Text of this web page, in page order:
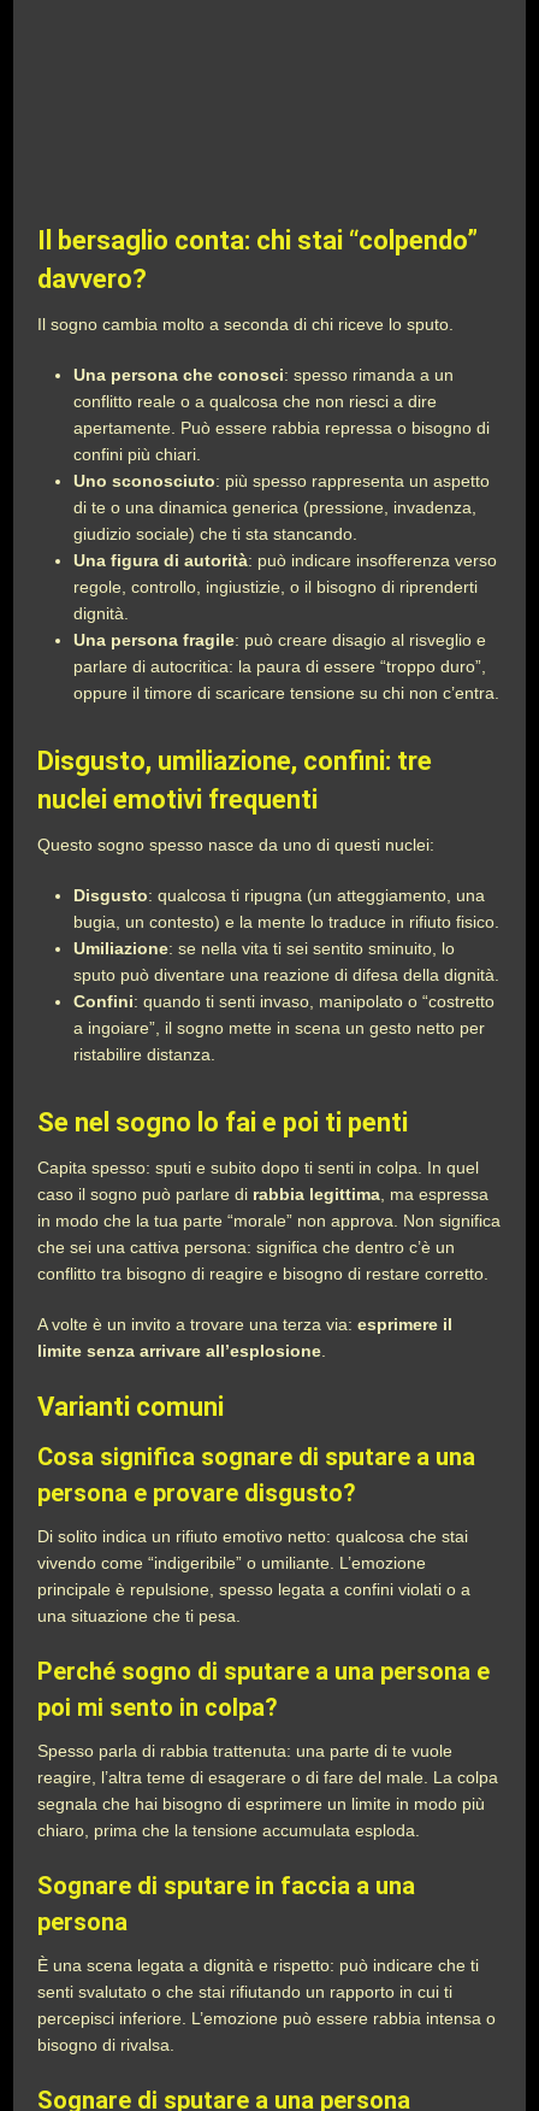
Il bersaglio conta: chi stai “colpendo”
davvero?
Il sogno cambia molto a seconda di chi riceve lo sputo.
Una persona che conosci: spesso rimanda a un
conflitto reale o a qualcosa che non riesci a dire
apertamente. Può essere rabbia repressa o bisogno di
confini più chiari.
Uno sconosciuto: più spesso rappresenta un aspetto
di te o una dinamica generica (pressione, invadenza,
giudizio sociale) che ti sta stancando.
Una figura di autorità: può indicare insofferenza verso
regole, controllo, ingiustizie, o il bisogno di riprenderti
dignità.
Una persona fragile: può creare disagio al risveglio e
parlare di autocritica: la paura di essere “troppo duro”,
oppure il timore di scaricare tensione su chi non c’entra.
Disgusto, umiliazione, confini: tre
nuclei emotivi frequenti
Questo sogno spesso nasce da uno di questi nuclei:
Disgusto: qualcosa ti ripugna (un atteggiamento, una
bugia, un contesto) e la mente lo traduce in rifiuto fisico.
Umiliazione: se nella vita ti sei sentito sminuito, lo
sputo può diventare una reazione di difesa della dignità.
Confini: quando ti senti invaso, manipolato o “costretto
a ingoiare”, il sogno mette in scena un gesto netto per
ristabilire distanza.
Se nel sogno lo fai e poi ti penti
Capita spesso: sputi e subito dopo ti senti in colpa. In quel
caso il sogno può parlare di rabbia legittima , ma espressa
in modo che la tua parte “morale” non approva. Non significa
che sei una cattiva persona: significa che dentro c’è un
conflitto tra bisogno di reagire e bisogno di restare corretto.
A volte è un invito a trovare una terza via:esprimere il
limite senza arrivare all’esplosione
Varianti comuni
Cosa significa sognare di sputare a una
persona e provare disgusto?
Di solito indica un rifiuto emotivo netto: qualcosa che stai
vivendo come “indigeribile” o umiliante. L’emozione
principale è repulsione, spesso legata a confini violati o a
una situazione che ti pesa.
Perché sogno di sputare a una persona e
poi mi sento in colpa?
Spesso parla di rabbia trattenuta: una parte di te vuole
reagire, l’altra teme di esagerare o di fare del male. La colpa
segnala che hai bisogno di esprimere un limite in modo più
chiaro, prima che la tensione accumulata esploda.
Sognare di sputare in faccia a una
persona
È una scena legata a dignità e rispetto: può indicare che ti
senti svalutato o che stai rifiutando un rapporto in cui ti
percepisci inferiore. L’emozione può essere rabbia intensa o
bisogno di rivalsa.
Sognare di sputare a una persona